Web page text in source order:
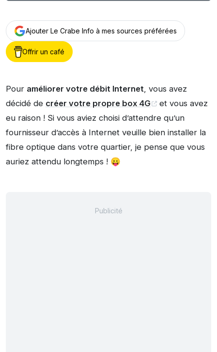
Ajouter Le Crabe Info à mes sources préférées
Offrir un café
Pour améliorer votre débit Internet, vous avez
décidé de créer votre propre box 4G
et vous avez
eu raison ! Si vous aviez choisi d’attendre qu’un
fournisseur d’accès à Internet veuille bien installer la
fibre optique dans votre quartier, je pense que vous
auriez attendu longtemps ! 😛